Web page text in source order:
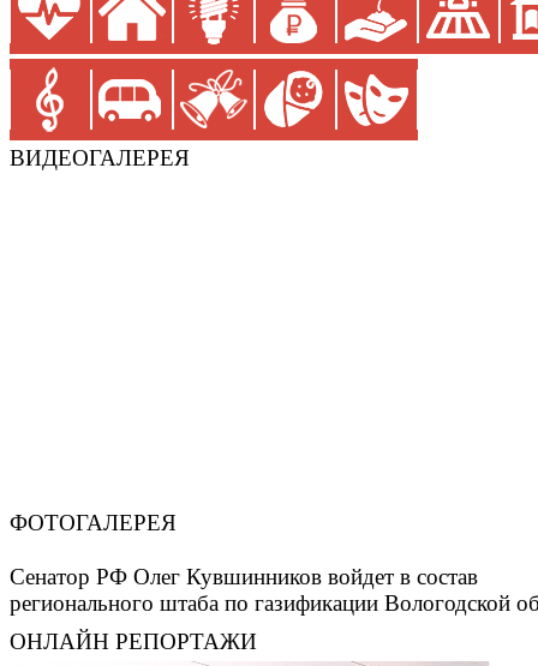
ВИДЕОГАЛЕРЕЯ
ФОТОГАЛЕРЕЯ
Сенатор РФ Олег Кувшинников войдет в состав
регионального штаба по газификации Вологодской
ОНЛАЙН РЕПОРТАЖИ